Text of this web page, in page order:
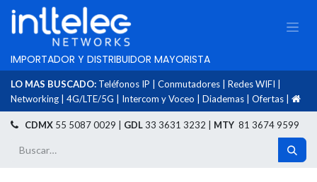
IMPORTADOR Y DISTRIBUIDOR MAYORISTA
LO MAS BUSCADO: Teléfonos IP Conmutadores Redes WIFI
Networking
4G/LTE/5G Intercom y Voceo Diademas Ofertas
CDMX 55 5087 0029 | GDL33 3631 3232 | MTY 81 3674 9599